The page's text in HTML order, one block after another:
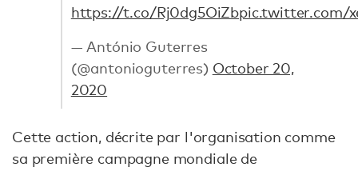
https://t.co/Rj0dg5OiZbpic.twitter.com/
— António Guterres
(@antonioguterres) October 20,
2020
Cette action, décrite par l'organisation comme
sa première campagne mondiale de